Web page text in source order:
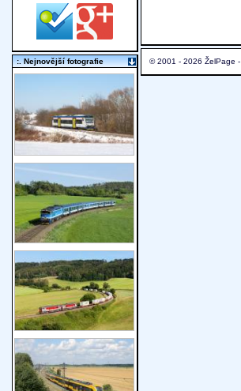
© 2001 - 2026 ŽelPage -
:. Nejnovější fotografie